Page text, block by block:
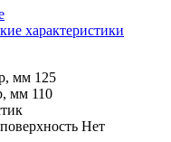
характеристики
мм 125
мм 110
Нет